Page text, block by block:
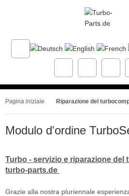
Pagina iniziale Riparazione del
Modulo d'ordine
Turbo - servizio e riparazione del
turbo-parts.de
Grazie alla nostra pluriennale